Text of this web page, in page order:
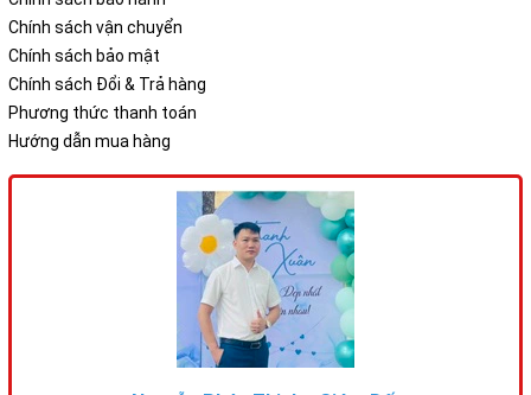
Chính sách vận chuyển
Chính sách bảo mật
Chính sách Đổi & Trả hàng
Phương thức thanh toán
Hướng dẫn mua hàng